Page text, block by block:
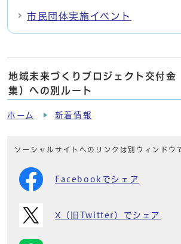
市民団体実施イベント
地域未来づくりプロジェクト交付金
集）への別ルート
ホーム 新着情報
ソーシャルサイトへのリンクは別ウィンドウ
Facebookでシェア
X（旧Twitter）でシェア